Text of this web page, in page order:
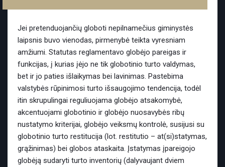
Jei pretenduojančių globoti nepilnamečius giminystės
laipsnis buvo vienodas, pirmenybė teikta vyresniam
amžiumi. Statutas reglamentavo globėjo pareigas ir
funkcijas, į kurias įėjo ne tik globotinio turto valdymas,
bet ir jo paties išlaikymas bei lavinimas. Pastebima
valstybės rūpinimosi turto išsaugojimo tendencija, todėl
itin skrupulingai reguliuojama globėjo atsakomybė,
akcentuojami globotinio ir globėjo nuosavybės ribų
nustatymo kriterijai, globėjo veiksmų kontrolė, susijusi su
globotinio turto restitucija (lot. restitutio – at(si)statymas,
grąžinimas) bei globos ataskaita. Įstatymas įpareigojo
globėją sudaryti turto inventorių (dalyvaujant dviem